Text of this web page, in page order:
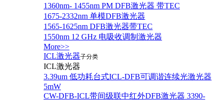
1360nm- 1455nm PM DFB激光器 带TEC
1675-2332nm 单模DFB激光器
1565-1625nm DFB激光器带TEC
1550nm 12 GHz 电吸收调制激光器
More>>
ICL激光器子分类
ICL激光器
3.39um 低功耗台式ICL-DFB可调谐连续光激光器
5mW
CW-DFB-ICL带间级联中红外DFB激光器 3390-